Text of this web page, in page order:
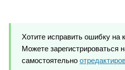
Хотите исправить ошибку на
Можете зарегистрироваться
самостоятельно